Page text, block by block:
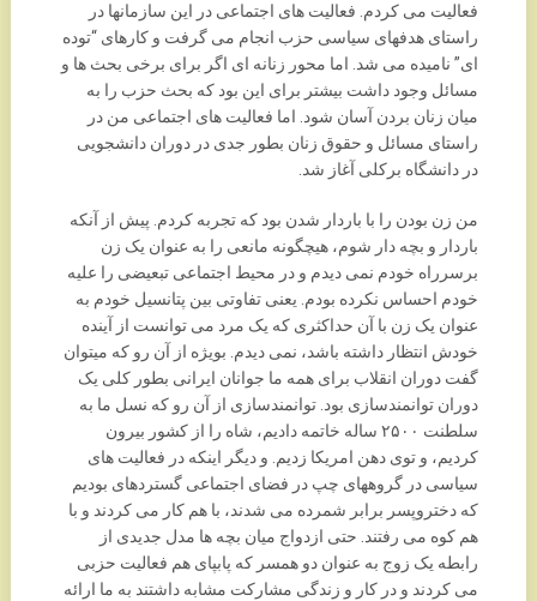
فعالیت می کردم. فعالیت های اجتماعی در این سازمانها در
راستای هدفهای سیاسی حزب انجام می گرفت و کارهای “توده
ای” نامیده می شد. اما محور زنانه ای اگر برای برخی بحث ها و
مسائل وجود داشت بیشتر برای این بود که بحث حزب را به
میان زنان بردن آسان شود. اما فعالیت های اجتماعی من در
راستای مسائل و حقوق زنان بطور جدی در دوران دانشجویی
در دانشگاه برکلی آغاز شد.
من زن بودن را با باردار شدن بود که تجربه کردم. پیش از آنکه
باردار و بچه دار شوم، هیچگونه مانعی را به عنوان یک زن
برسرراه خودم نمی دیدم و در محیط اجتماعی تبعیضی را علیه
خودم احساس نکرده بودم. یعنی تفاوتی بین پتانسیل خودم به
عنوان یک زن با آن حداکثری که یک مرد می توانست از آینده
خودش انتظار داشته باشد، نمی دیدم. بویژه از آن رو که میتوان
گفت دوران انقلاب برای همه ما جوانان ایرانی بطور کلی یک
دوران توانمندسازی بود. توانمندسازی از آن رو که نسل ما به
سلطنت ۲۵۰۰ ساله خاتمه دادیم، شاه را از کشور بیرون
کردیم، و توی دهن امریکا زدیم. و دیگر اینکه در فعالیت های
سیاسی در گروههای چپ در فضای اجتماعی گستردهای بودیم
که دختروپسر برابر شمرده می شدند، با هم کار می کردند و با
هم کوه می رفتند. حتی ازدواج میان بچه ها مدل جدیدی از
رابطه یک زوج به عنوان دو همسر که پابپای هم فعالیت حزبی
می کردند و در کار و زندگی مشارکت مشابه داشتند به ما ارائه